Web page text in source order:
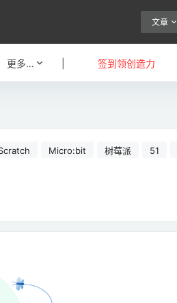
文章
更多… 签到领创造力
Micro:bit 树莓派 51